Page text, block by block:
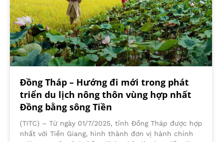
Đồng Tháp – Hướng đi mới trong phát
triển du lịch nông thôn vùng hợp nhất
Đồng bằng sông Tiền
(TITC) – Từ ngày 01/7/2025, tỉnh Đồng Tháp được hợp
nhất với Tiền Giang, hình thành đơn vị hành chính